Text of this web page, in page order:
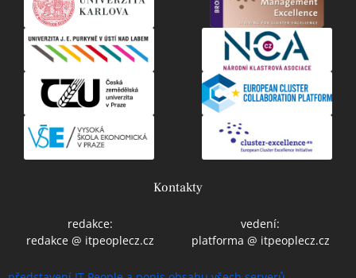
Kontakty
redakce:
redakce @ itpeoplecz.cz
vedení:
platforma @ itpeoplecz.cz